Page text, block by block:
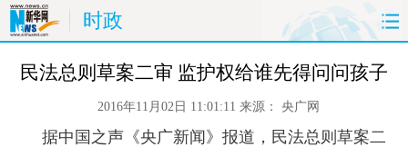
时政
首页 时政 国际 财经
体育 人事
民法总则草案二审 监护权给谁先得问问孩子
2016年11月02日 11:01:11 来源： 央广网
据中国之声《央广新闻》报道，民法总则草案二